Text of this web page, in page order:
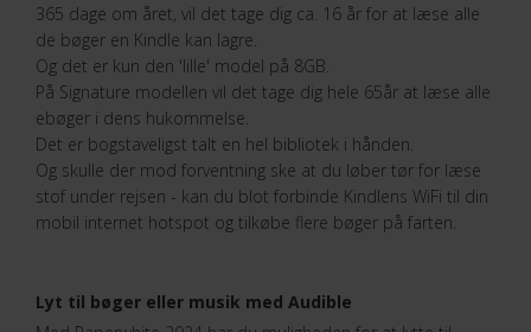
365 dage om året, vil det tage dig ca. 16 år for at læse alle
de bøger en Kindle kan lagre.
Og det er kun den 'lille' model på 8GB.
På Signature modellen vil det tage dig hele 65år at læse alle
ebøger i dens hukommelse.
Det er bogstaveligst talt en hel bibliotek i hånden.
Og skulle der mod forventning ske at du løber tør for læse
stof under rejsen - kan du blot forbinde Kindlens WiFi til din
mobil internet hotspot og tilkøbe flere bøger på farten.
Lyt til bøger eller musik med Audible